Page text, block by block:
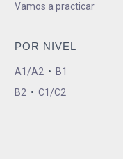
Vamos a practicar
POR NIVEL
A1/A2 • B1
B2 • C1/C2